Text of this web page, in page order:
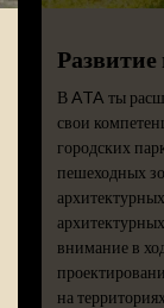
В ATA ты
свои
городских
пешеходных
внимание в
на